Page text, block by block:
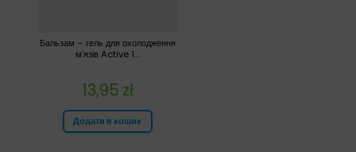
Бальзам – гель для охолодження
м’язів Active 1...
13,95 zł
Додати в кошик